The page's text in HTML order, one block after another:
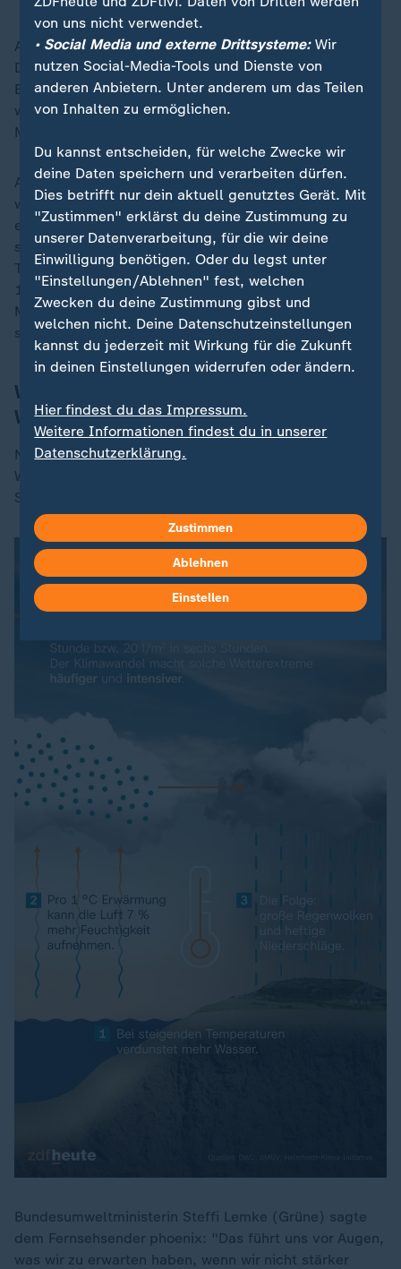
Allerdings wurde auch Kritik an den Behörden laut:
Demnach war die Warnung des Zivilschutzes an die
Einwohner erst Dienstag nach 20 Uhr verschickt
worden, während die Wetterbehörde Aemet bereits am
Morgen die Alarmstufe Rot ausgerufen hatte.
Aemet zufolge war in Teilen Valencias am Dienstag in
wenigen Stunden so viel Regen gefallen wie sonst in
einem Jahr. Zahlreiche Straßen wurden von
schlammigen Wassermassen geflutet. Die Zahl der
Todesopfer ist die höchste inSpanienseit Oktober
1973, als in den südöstlichen Provinzen Granada,
Murcia und Almeria mindestens 150 Menschen
starben.
Wissenschaftler warnen vor extremen
Wetterereignissen
Nach Angaben von Wissenschaftlern werden extreme
Wetterereignisse wie Starkregen, Hitzewellen und
Stürme durch den Klimawandel verstärkt.
Bundesumweltministerin Steffi Lemke (Grüne) sagte
dem Fernsehsender phoenix: "Das führt uns vor Augen,
was wir zu erwarten haben, wenn wir nicht stärker
von uns nicht verwendet.
• Social Media und externe Drittsysteme:Wir
nutzen Social-Media-Tools und Dienste von
anderen Anbietern. Unter anderem um das Teilen
von Inhalten zu ermöglichen.
Du kannst entscheiden, für welche Zwecke wir
deine Daten speichern und verarbeiten dürfen.
Dies betrifft nur dein aktuell genutztes Gerät. Mit
"Zustimmen" erklärst du deine Zustimmung zu
unserer Datenverarbeitung, für die wir deine
Einwilligung benötigen. Oder du legst unter
"Einstellungen/Ablehnen" fest, welchen
Zwecken du deine Zustimmung gibst und
welchen nicht. Deine Datenschutzeinstellungen
kannst du jederzeit mit Wirkung für die Zukunft
in deinen Einstellungen widerrufen oder ändern.
Hier findest du das Impressum.
Weitere Informationen findest du in unserer
Datenschutzerklärung.
Zustimmen
Ablehnen
Einstellen